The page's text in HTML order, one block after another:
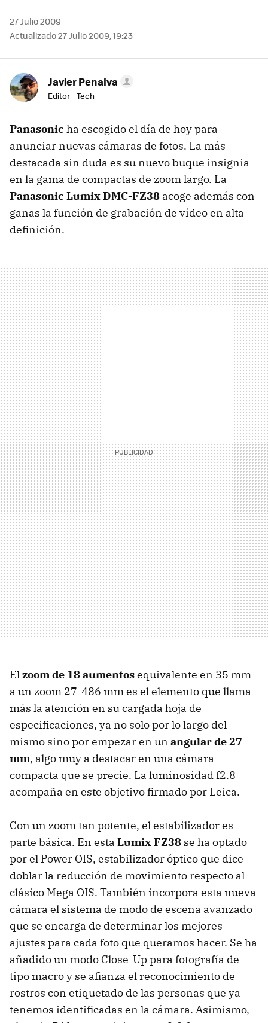
27 Julio 2009
Actualizado 27 Julio 2009, 19:23
Javier Penalva
Editor - Tech
Panasonic ha escogido el día de hoy para
anunciar nuevas cámaras de fotos. La más
destacada sin duda es su nuevo buque insignia
en la gama de compactas de zoom largo. La
Panasonic Lumix DMC-FZ38 acoge además con
ganas la función de grabación de vídeo en alta
definición.
Elzoom de 18 aumentosequivalente en 35 mm
a un zoom 27-486 mm es el elemento que llama
más la atención en su cargada hoja de
especificaciones, ya no solo por lo largo del
mismo sino por empezar en un angular de 27
mm, algo muy a destacar en una cámara
compacta que se precie. La luminosidad f2.8
acompaña en este objetivo firmado por Leica.
Con un zoom tan potente, el estabilizador es
parte básica. En esta Lumix FZ38 se ha optado
por el Power OIS, estabilizador óptico que dice
doblar la reducción de movimiento respecto al
clásico Mega OIS. También incorpora esta nueva
cámara el sistema de modo de escena avanzado
que se encarga de determinar los mejores
ajustes para cada foto que queramos hacer. Se ha
añadido un modo Close-Up para fotografía de
tipo macro y se afianza el reconocimiento de
rostros con etiquetado de las personas que ya
tenemos identificadas en la cámara. Asimismo,